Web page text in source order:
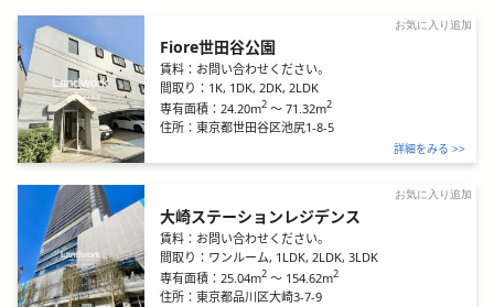
お気に入り追加
Fiore世田谷公園
賃料： お問い合わせください。
間取り： 1K, 1DK, 2DK, 2LDK
専有面積：24.20m2 ～ 71.32m2
住所：東京都世田谷区池尻1-8-5
詳細をみる >>
お気に入り追加
大崎ステーションレジデンス
賃料： お問い合わせください。
間取り： ワンルーム, 1LDK, 2LDK, 3LDK
専有面積：25.04m2 ～ 154.62m2
住所：東京都品川区大崎3-7-9